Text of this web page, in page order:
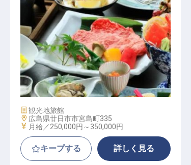
調理師
施設業態
観光地旅館
勤務地
広島県廿日市市宮島町335
給与
月給／250,000円～ 350,000円
キープする 詳しく見る